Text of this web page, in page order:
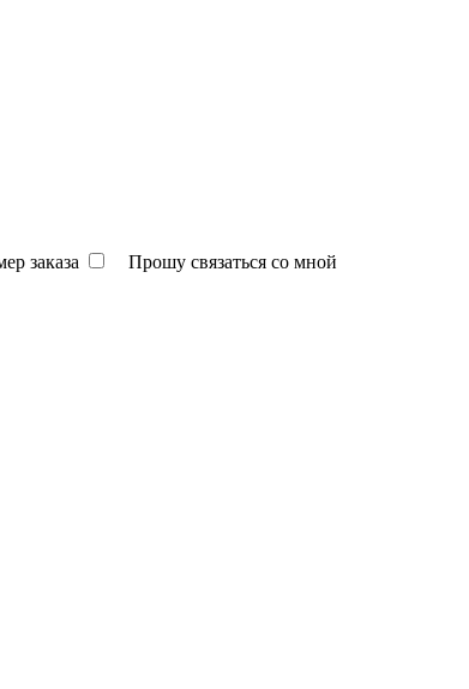
заказа
Прошу связаться со мной